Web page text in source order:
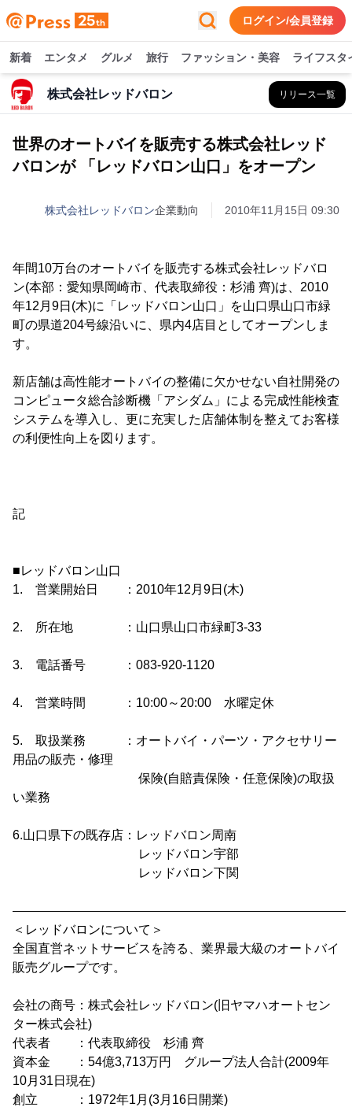
ログイン/会員登録
新着 エンタメ グルメ 旅行 ファッション・美容 ライフスタ
株式会社レッドバロン リリース一覧
世界のオートバイを販売する株式会社レッド
バロンが 「レッドバロン山口」をオープン
株式会社レッドバロン企業動向 2010年11月15日 09:30
年間10万台のオートバイを販売する株式会社レッドバロ
ン(本部：愛知県岡崎市、代表取締役：杉浦 齊)は、2010
年12月9日(木)に「レッドバロン山口」を山口県山口市緑
町の県道204号線沿いに、県内4店目としてオープンしま
す。
新店舗は高性能オートバイの整備に欠かせない自社開発の
コンピュータ総合診断機「アシダム」による完成性能検査
システムを導入し、更に充実した店舗体制を整えてお客様
の利便性向上を図ります。
記
■レッドバロン山口
1. 営業開始日 ：2010年12月9日(木)
2. 所在地 ：山口県山口市緑町3-33
3. 電話番号 ：083-920-1120
4. 営業時間 ：10:00～20:00 水曜定休
5. 取扱業務 ：オートバイ・パーツ・アクセサリー
用品の販売・修理
保険(自賠責保険・任意保険)の取扱
い業務
6.山口県下の既存店：レッドバロン周南
レッドバロン宇部
レッドバロン下関
＜レッドバロンについて＞
全国直営ネットサービスを誇る、業界最大級のオートバイ
販売グループです。
会社の商号：株式会社レッドバロン(旧ヤマハオートセン
ター株式会社)
代表者 ：代表取締役 杉浦 齊
資本金 ：54億3,713万円 グループ法人合計(2009年
10月31日現在)
創立 ：1972年1月(3月16日開業)